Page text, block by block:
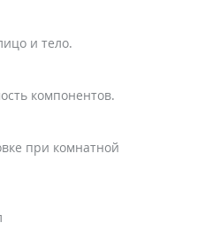
и тело.
компонентов.
при комнатной